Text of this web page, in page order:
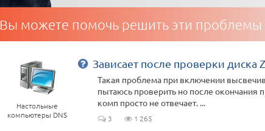
Вы можете помочь решить эти проблемы
Настольные
компьютеры DNS
Зависает после проверки диска Z
Такая проблема при включении
пытаюсь проверить но после окончания
комп просто не отвечает. ...
3 1 265